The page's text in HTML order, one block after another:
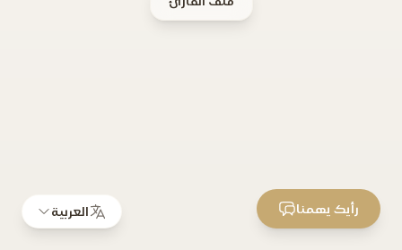
العربية رأيك يهمنا